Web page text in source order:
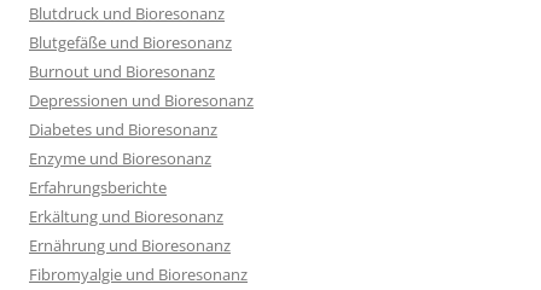
Blutdruck und Bioresonanz
Blutgefäße und Bioresonanz
Burnout und Bioresonanz
Depressionen und Bioresonanz
Diabetes und Bioresonanz
Enzyme und Bioresonanz
Erfahrungsberichte
Erkältung und Bioresonanz
Ernährung und Bioresonanz
Fibromyalgie und Bioresonanz